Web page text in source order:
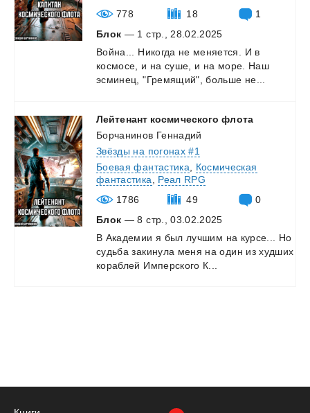
778
18
1
Блок — 1 стр., 28.02.2025
Война...
Никогда не меняется. И в
космосе,
и на суше, и на море.
Наш
эсминец,
"Гремящий", больше не...
Лейтенант космического флота
Борчанинов Геннадий
Звёзды на погонах #1
Боевая фантастика
Космическая
фантастика
Реал RPG
1786
49
0
Блок — 8 стр., 03.02.2025
В Академии я был лучшим на курсе...
Но
судьба закинула меня на один из худших
кораблей Имперского К...